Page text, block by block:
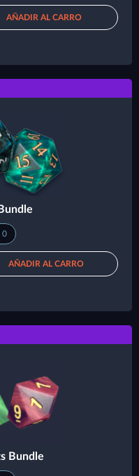
AÑADIR AL CARRO
0
AÑADIR AL CARRO
Bundle